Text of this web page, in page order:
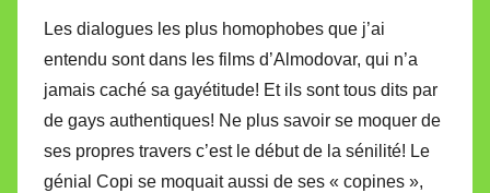
Les dialogues les plus homophobes que j’ai
entendu sont dans les films d’Almodovar, qui n’a
jamais caché sa gayétitude! Et ils sont tous dits par
de gays authentiques! Ne plus savoir se moquer de
ses propres travers c’est le début de la sénilité! Le
génial Copi se moquait aussi de ses « copines »,